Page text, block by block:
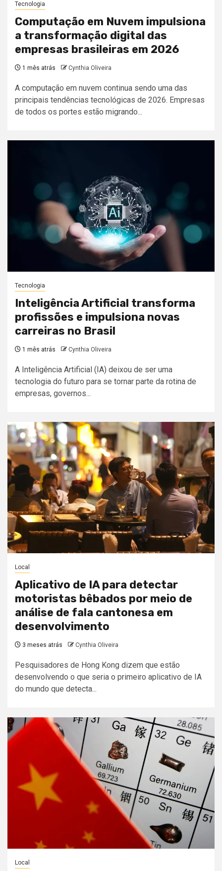
Tecnologia
Computação em Nuvem impulsiona
a transformação digital das
empresas brasileiras em 2026
1 mês atrás Cynthia Oliveira
A computação em nuvem continua sendo uma das
principais tendências tecnológicas de 2026. Empresas
de todos os portes estão migrando...
Tecnologia
Inteligência Artificial transforma
profissões e impulsiona novas
carreiras no Brasil
1 mês atrás Cynthia Oliveira
A Inteligência Artificial (IA) deixou de ser uma
tecnologia do futuro para se tornar parte da rotina de
empresas, governos...
Local
Aplicativo de IA para detectar
motoristas bêbados por meio de
análise de fala cantonesa em
desenvolvimento
3 meses atrás Cynthia Oliveira
Pesquisadores de Hong Kong dizem que estão
desenvolvendo o que seria o primeiro aplicativo de IA
do mundo que detecta...
Local